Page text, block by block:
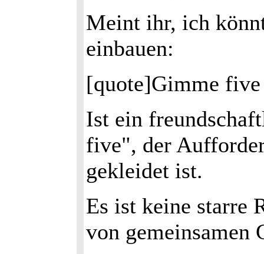
Meint ihr, ich
einbauen:
[quote]Gimme five
Ist ein
five", der
gekleidet ist.
Es ist keine starre
von gemeinsamen